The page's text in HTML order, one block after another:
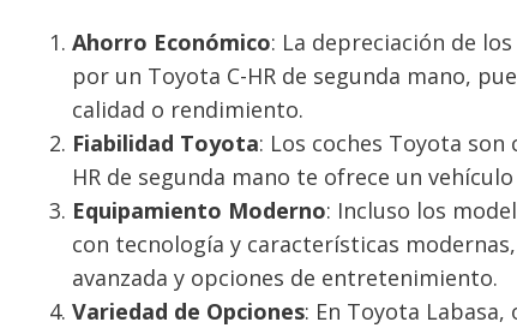
Ahorro Económico: La depreciación de
por un Toyota C-HR de segunda mano,
calidad o rendimiento.
Fiabilidad Toyota: Los coches Toyota
HR de segunda mano te ofrece un
Equipamiento Moderno: Incluso los
con tecnología y características
avanzada y opciones de entretenimiento.
Variedad de Opciones: En Toyota